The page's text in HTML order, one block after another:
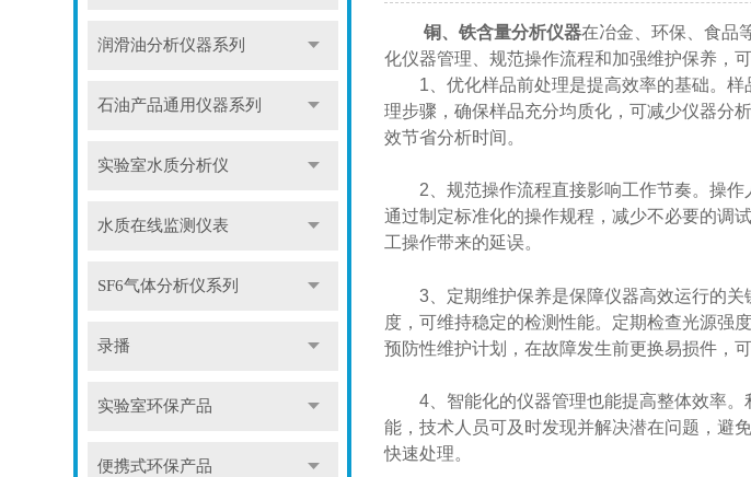
润滑油分析仪器系列
石油产品通用仪器系列
实验室水质分析仪
水质在线监测仪表
SF6气体分析仪系列
录播
实验室环保产品
便携式环保产品
铜、铁含量分析仪器在冶金、环保、食品
化仪器管理、规范操作流程和加强维护保养，
​1、优化样品前处理​​是提高效率的基础。样
理步骤，确保样品充分均质化，可减少仪器分
效节省分析时间。
2、​​规范操作流程​​直接影响工作节奏。操作
通过制定标准化的操作规程，减少不必要的调
工操作带来的延误。
3、​​定期维护保养​​是保障仪器高效运行的关
度，可维持稳定的检测性能。定期检查光源强
预防性维护计划，在故障发生前更换易损件，
​​4、智能化的仪器管理​​也能提高整体效率。
能，技术人员可及时发现并解决潜在问题，避
快速处理。